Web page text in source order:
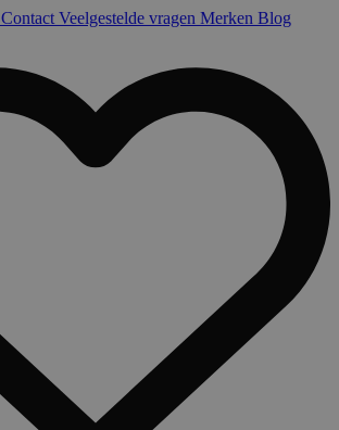
Contact Veelgestelde vragen Merken Blog